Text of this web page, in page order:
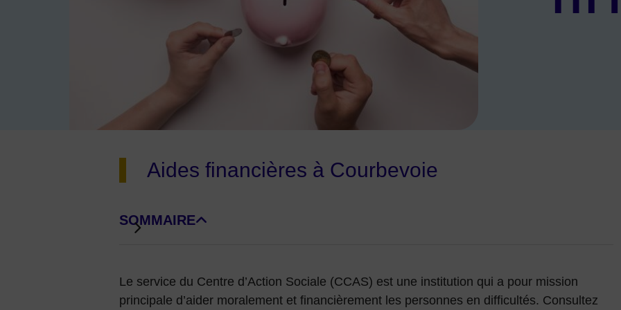
Aides financières à Courbevoie
SOMMAIRE
DE BLOCS DE PAGE
Le service du Centre d’Action Sociale (CCAS) est une institution qui a pour mission
principale d’aider moralement et financièrement les personnes en difficultés. Consultez